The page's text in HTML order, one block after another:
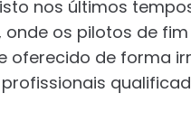
nos últimos
onde os pilotos de
oferecido de forma